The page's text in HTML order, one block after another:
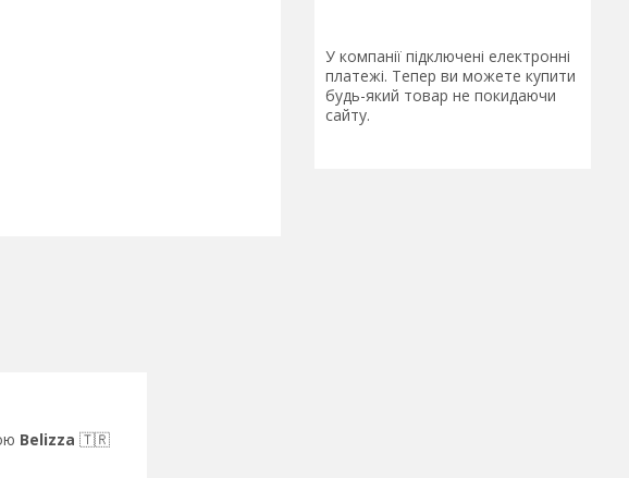
У компанії підключені електронні
платежі. Тепер ви можете купити
будь-який товар не покидаючи
сайту.
Belizza 🇹🇷